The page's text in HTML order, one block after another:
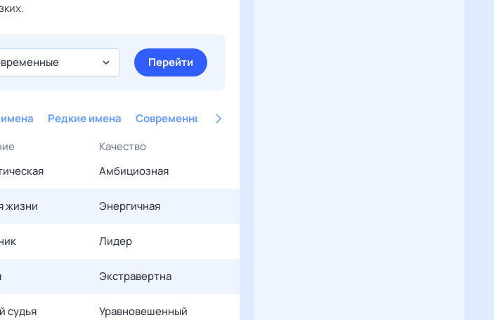
Перейти
Редкие имена Современные имена
Качество
Амбициозная
жизни Энергичная
Лидер
Экстравертна
судья Уравновешенный